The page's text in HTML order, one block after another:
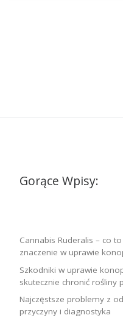
Gorące Wpisy:
Cannabis Ruderalis – co
znaczenie w uprawie
Szkodniki w uprawie
skutecznie chronić rośliny
Najczęstsze problemy z
przyczyny i diagnostyka